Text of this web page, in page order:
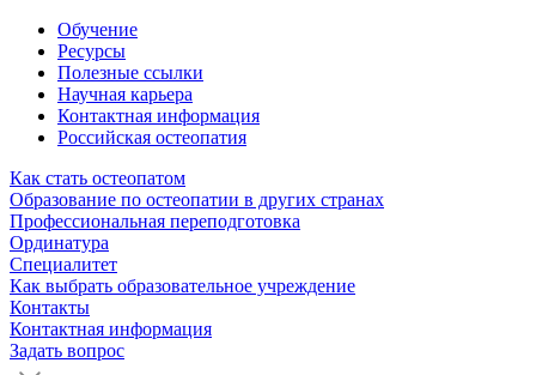
Обучение
Ресурсы
Полезные ссылки
Научная карьера
Контактная информация
Российская остеопатия
Как стать остеопатом
Образование по остеопатии в других странах
Профессиональная переподготовка
Ординатура
Специалитет
Как выбрать образовательное учреждение
Контакты
Контактная информация
Задать вопрос